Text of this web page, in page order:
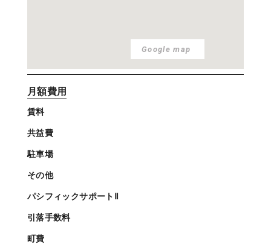
Google map
月額費用
賃料
共益費
駐車場
その他
パシフィックサポートⅡ
引落手数料
町費